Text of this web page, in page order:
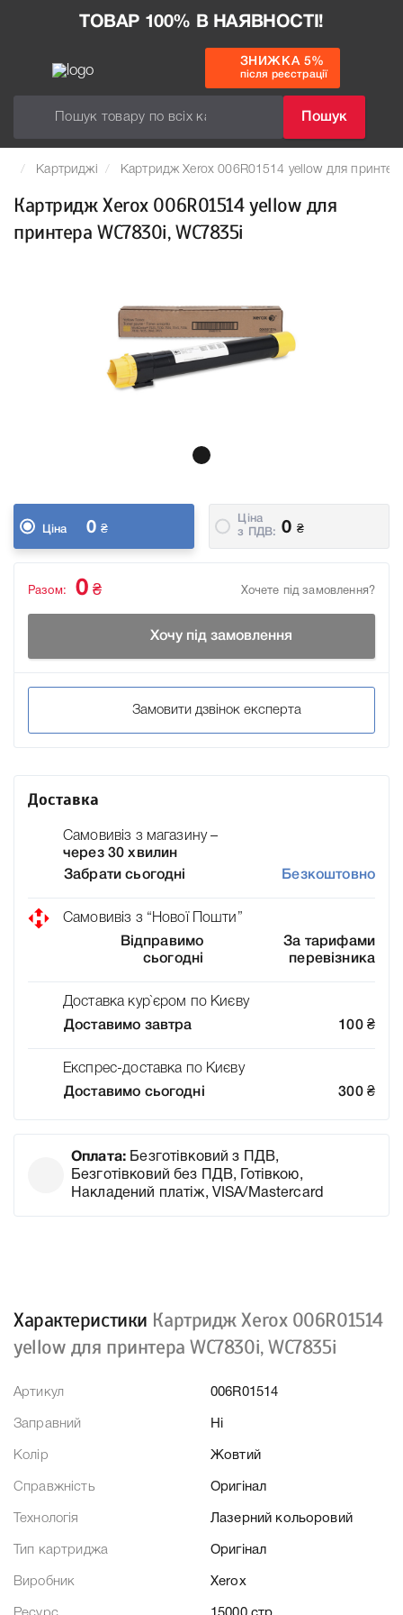
ТОВАР 100% В НАЯВНОСТІ!
Пошук
ЗНИЖКА 5%
після реєстрації
Картриджі Картридж Xerox 006R01514 yellow для
Картридж Xerox 006R01514 yellow для
принтера WC7830i, WC7835i
Ціна 0 ₴
Ціна
з ПДВ:
0 ₴
Хочете під замовлення?
Разом: 0 ₴
Хочу під замовлення
Замовити дзвінок експерта
Доставка
Самовивіз з магазину –
через 30 хвилин
Забрати сьогодні
Безкоштовно
Самовивіз з “Нової Пошти”
Відправимо
сьогодні
За тарифами
перевізника
Доставка кур`єром по Києву
Доставимо завтра
100 ₴
Експрес-доставка по Києву
Доставимо сьогодні
300 ₴
Оплата: Безготівковий з ПДВ,
Безготівковий без ПДВ, Готівкою,
Накладений платіж, VISA/Mastercard
Характеристики Картридж Xerox 006R01514
yellow для принтера WC7830i, WC7835i
Артикул 006R01514
Заправний Ні
Колір Жовтий
Справжність Оригінал
Технологія Лазерний кольоровий
Тип картриджа Оригінал
Виробник Xerox